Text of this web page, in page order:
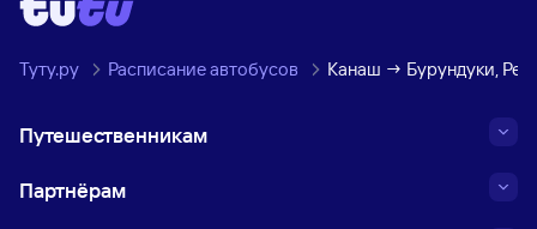
Туту.ру Расписание автобусов Канаш → Бурундуки,
Путешественникам
Партнёрам